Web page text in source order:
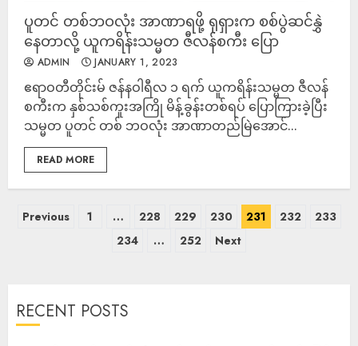
ပူတင် တစ်ဘဝလုံး အာဏာရဖို့ ရုရှားက စစ်ပွဲဆင်နွှဲ
နေတာလို့ ယူကရိန်းသမ္မတ ဇီလန်စကီး ပြော
ADMIN JANUARY 1, 2023
ဧရာဝတီတိုင်းမ် ဇန်နဝါရီလ ၁ ရက် ယူကရိန်းသမ္မတ ဇီလန်
စကီးက နှစ်သစ်ကူးအကြို မိန့်ခွန်းတစ်ရပ် ပြောကြားခဲ့ပြီး
သမ္မတ ပူတင် တစ် ဘဝလုံး အာဏာတည်မြဲအောင်...
READ MORE
Previous 1 … 228 229 230 231 232
233
234
… 252 Next
RECENT POSTS